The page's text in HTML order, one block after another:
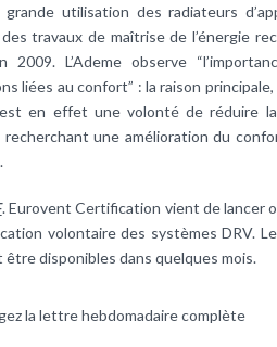
utilisation des radiateurs
travaux de maîtrise de l’énergie
2009. L’Ademe observe
liées au confort” : la raison
en effet une volonté de réduire
recherchant une amélioration du
. Eurovent Certification vient de lancer
volontaire des systèmes DRV.
être disponibles dans quelques mois.
la lettre hebdomadaire complète